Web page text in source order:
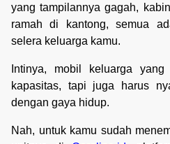
yang tampilannya gagah,
ramah di kantong, semua
selera keluarga kamu.
Intinya, mobil keluarga
kapasitas, tapi juga harus
dengan gaya hidup.
Nah, untuk kamu sudah